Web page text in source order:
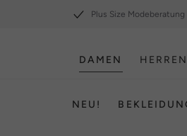
Plus Size Modeberatung
DAMEN HERREN
NEU!